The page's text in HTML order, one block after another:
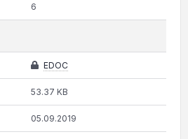
6
EDOC
53.37 KB
05.09.2019